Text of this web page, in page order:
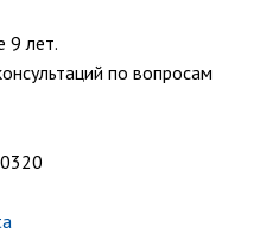
9 лет.
по вопросам